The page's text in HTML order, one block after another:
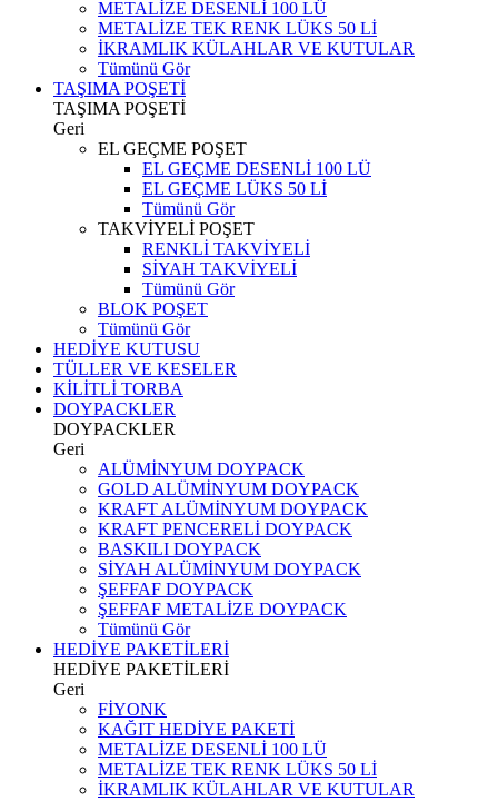
METALİZE DESENLİ 100 LÜ
METALİZE TEK RENK LÜKS 50 Lİ
İKRAMLIK KÜLAHLAR VE KUTULAR
Tümünü Gör
TAŞIMA POŞETİ
TAŞIMA POŞETİ
Geri
EL GEÇME POŞET
EL GEÇME DESENLİ 100 LÜ
EL GEÇME LÜKS 50 Lİ
Tümünü Gör
TAKVİYELİ POŞET
RENKLİ TAKVİYELİ
SİYAH TAKVİYELİ
Tümünü Gör
BLOK POŞET
Tümünü Gör
HEDİYE KUTUSU
TÜLLER VE KESELER
KİLİTLİ TORBA
DOYPACKLER
DOYPACKLER
Geri
ALÜMİNYUM DOYPACK
GOLD ALÜMİNYUM DOYPACK
KRAFT ALÜMİNYUM DOYPACK
KRAFT PENCERELİ DOYPACK
BASKILI DOYPACK
SİYAH ALÜMİNYUM DOYPACK
ŞEFFAF DOYPACK
ŞEFFAF METALİZE DOYPACK
Tümünü Gör
HEDİYE PAKETİLERİ
HEDİYE PAKETİLERİ
Geri
FİYONK
KAĞIT HEDİYE PAKETİ
METALİZE DESENLİ 100 LÜ
METALİZE TEK RENK LÜKS 50 Lİ
İKRAMLIK KÜLAHLAR VE KUTULAR